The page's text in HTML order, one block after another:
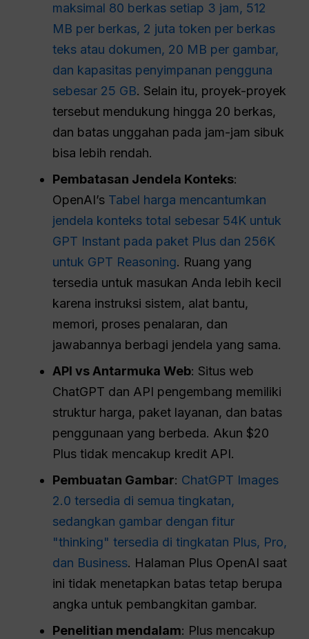
maksimal 80 berkas setiap 3 jam, 512
MB per berkas, 2 juta token per berkas
teks atau dokumen, 20 MB per gambar,
dan kapasitas penyimpanan pengguna
sebesar 25 GB. Selain itu, proyek-proyek
tersebut mendukung hingga 20 berkas,
dan batas unggahan pada jam-jam sibuk
bisa lebih rendah.
Pembatasan Jendela Konteks:
OpenAI’s Tabel harga mencantumkan
jendela konteks total sebesar 54K untuk
GPT Instant pada paket Plus dan 256K
untuk GPT Reasoning. Ruang yang
tersedia untuk masukan Anda lebih kecil
karena instruksi sistem, alat bantu,
memori, proses penalaran, dan
jawabannya berbagi jendela yang sama.
API vs Antarmuka Web: Situs web
ChatGPT dan API pengembang memiliki
struktur harga, paket layanan, dan batas
penggunaan yang berbeda. Akun $20
Plus tidak mencakup kredit API.
Pembuatan Gambar: ChatGPT Images
2.0 tersedia di semua tingkatan,
sedangkan gambar dengan fitur
"thinking" tersedia di tingkatan Plus, Pro,
dan Business. Halaman Plus OpenAI saat
ini tidak menetapkan batas tetap berupa
angka untuk pembangkitan gambar.
Penelitian mendalam: Plus mencakup